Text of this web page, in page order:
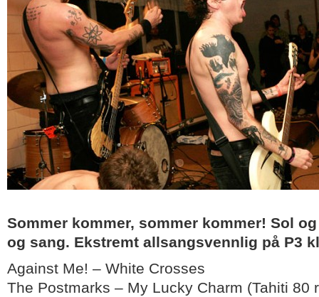
Sommer kommer, sommer kommer! Sol
og sang. Ekstremt allsangsvennlig på P3
Against Me! – White Crosses
The Postmarks – My Lucky Charm (Tahiti 80